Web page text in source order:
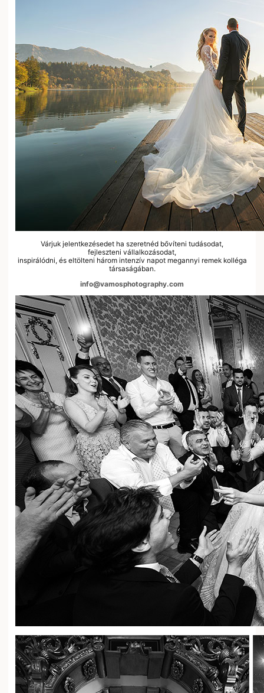
Várjuk jelentkezésedet ha szeretnéd bővíteni tudásodat,
fejleszteni vállalkozásodat,
inspirálódni, és eltölteni három intenzív napot megannyi remek kolléga
társaságában.
info@vamosphotography.com